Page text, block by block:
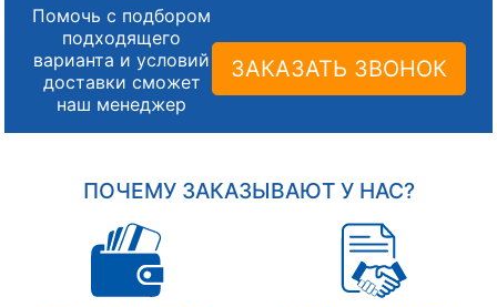
Помочь с подбором
подходящего
варианта и условий
доставки сможет
наш менеджер
ЗАКАЗАТЬ ЗВОНОК
ПОЧЕМУ ЗАКАЗЫВАЮТ У НАС?